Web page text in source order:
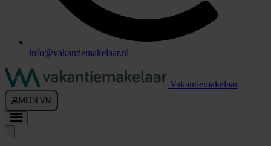
info@vakantiemakelaar.nl
Vakantiemakelaar
MIJN VM